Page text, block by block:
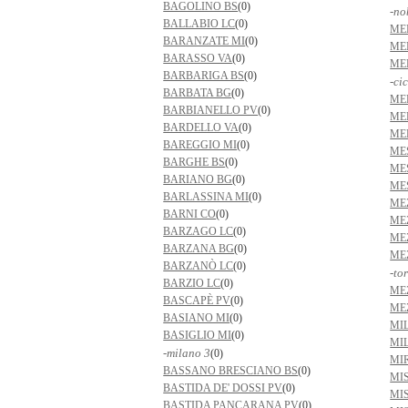
BAGOLINO BS(0)
BALLABIO LC(0)
BARANZATE MI(0)
BARASSO VA(0)
BARBARIGA BS(0)
BARBATA BG(0)
BARBIANELLO PV(0)
BARDELLO VA(0)
BAREGGIO MI(0)
BARGHE BS(0)
BARIANO BG(0)
BARLASSINA MI(0)
BARNI CO(0)
BARZAGO LC(0)
BARZANA BG(0)
BARZANÒ LC(0)
BARZIO LC(0)
BASCAPÈ PV(0)
BASIANO MI(0)
BASIGLIO MI(0)
-milano 3(0)
BASSANO BRESCIANO BS(0)
BASTIDA DE' DOSSI PV(0)
-
-
-